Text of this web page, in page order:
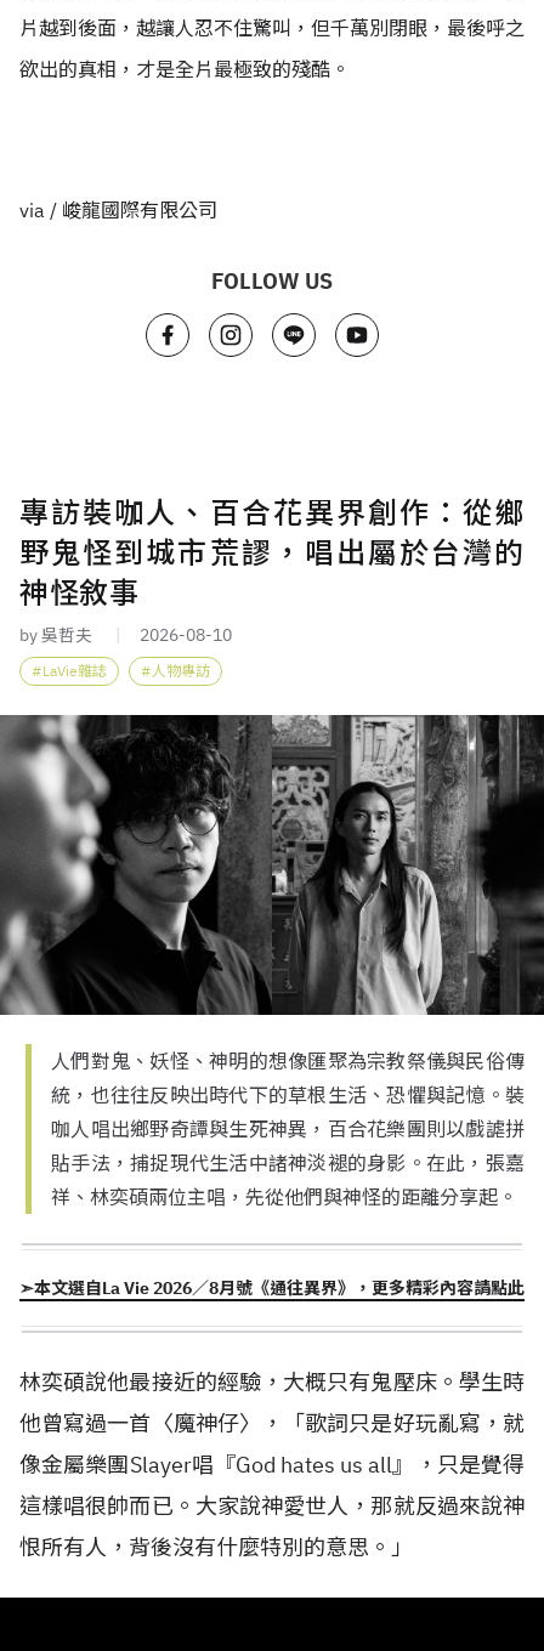
片越到後面，越讓人忍不住驚叫，但千萬別閉眼，最後呼之
欲出的真相，才是全片最極致的殘酷。
via / 峻龍國際有限公司
FOLLOW US
專訪裝咖人、百合花異界創作：從鄉
野鬼怪到城市荒謬，唱出屬於台灣的
神怪敘事
by 吳哲夫 2026-08-10
LaVie雜誌 人物專訪
人們對鬼、妖怪、神明的想像匯聚為宗教祭儀與民俗傳
統，也往往反映出時代下的草根生活、恐懼與記憶。裝
咖人唱出鄉野奇譚與生死神異，百合花樂團則以戲謔拼
貼手法，捕捉現代生活中諸神淡褪的身影。在此，張嘉
祥、林奕碩兩位主唱，先從他們與神怪的距離分享起。
➣本文選自La Vie 2026／8月號《通往異界》，更多精彩內容請點此
林奕碩說他最接近的經驗，大概只有鬼壓床。學生時
他曾寫過一首〈魔神仔〉，「歌詞只是好玩亂寫，就
像金屬樂團Slayer唱『God hates us all』，只是覺得
這樣唱很帥而已。大家說神愛世人，那就反過來說神
恨所有人，背後沒有什麼特別的意思。」